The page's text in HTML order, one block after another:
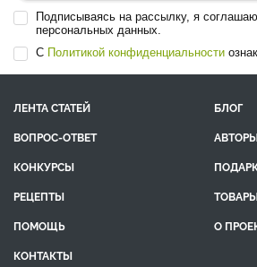
Подписываясь на рассылку, я
персональных данных.
С Политикой конфиденциальности
ЛЕНТА СТАТЕЙ
БЛОГ
ВОПРОС-ОТВЕТ
КОНКУРСЫ
РЕЦЕПТЫ
ПОМОЩЬ
О
КОНТАКТЫ